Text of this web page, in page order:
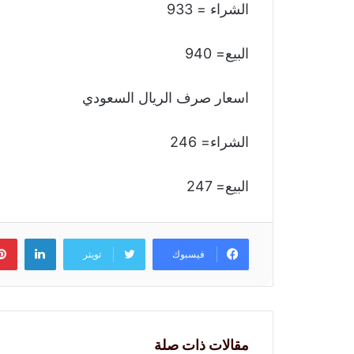
الشراء = 933
البيع= 940
اسعار صرف الريال السعودي
الشراء= 246
البيع= 247
فيسبوك تويتر
مقالات ذات صلة